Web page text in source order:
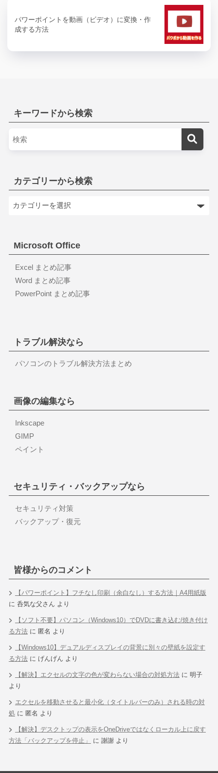
パワーポイントを動画（ビデオ）に変換・作
成する方法
キーワードから検索
カテゴリーから検索
Microsoft Office
Excel まとめ記事
Word まとめ記事
PowerPoint まとめ記事
トラブル解決なら
パソコンのトラブル解決方法まとめ
画像の編集なら
Inkscape
GIMP
ペイント
セキュリティ・バックアップなら
セキュリティ対策
バックアップ・復元
皆様からのコメント
【パワーポイント】フチなし印刷（余白なし）する方法｜A4用紙版
に 呑気な父さん より
【ソフト不要】パソコン（Windows10）でDVDに書き込む/焼き付け
る方法に 匿名 より
【Windows10】デュアルディスプレイの背景に別々の壁紙を設定す
る方法に げんげん より
【解決】エクセルの文字の色が変わらない場合の対処方法に 明子
より
エクセルを移動させると最小化（タイトルバーのみ）される時の対
処に 匿名 より
【解決】デスクトップの表示をOneDriveではなくローカル上に戻す
方法「バックアップを停止」
に 謝謝より